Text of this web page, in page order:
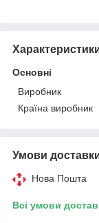
Основні
Виробник
Країна виробник
Умови
Нова Пошта
Всі умови